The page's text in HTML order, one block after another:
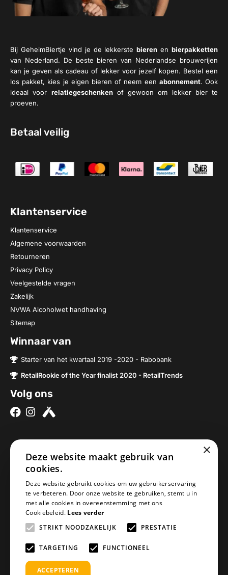
Bij GeheimBiertje vind je de lekkerstebieren en bierpakketten
van Nederland. De beste bieren van Nederlandse brouwerijen
kan je geven als cadeau of lekker voor jezelf kopen. Bestel een
los pakket, kies je eigen bieren of neem een abonnement. Ook
ideaal voor relatiegeschenkenof gewoon om lekker bier te
proeven.
Betaal veilig
Klantenservice
Klantenservice
Algemene voorwaarden
Retourneren
Privacy Policy
Veelgestelde vragen
Zakelijk
NVWA Alcoholwet handhaving
Sitemap
Winnaar van
Starter van het kwartaal 2019 -2020 - Rabobank
RetailRookie of the Year finalist 2020 - RetailTrends
Volg ons
Over ons
Brouwerijen
Onze bieren
Onze bierpakketten
Biercheque inleveren
Adventskalender
Blogs
5076SV Haaren
Nederland
info@geheimbiertje.nl
KVK: 76419304
×
Deze website maakt gebruik van
cookies.
Deze website gebruikt cookies om uw gebruikerservaring
te verbeteren. Door onze website te gebruiken, stemt u in
met alle cookies in overeenstemming met ons
Cookiebeleid. Lees verder
STRIKT NOODZAKELIJK
PRESTATIE
TARGETING FUNCTIONEEL
ACCEPTEREN